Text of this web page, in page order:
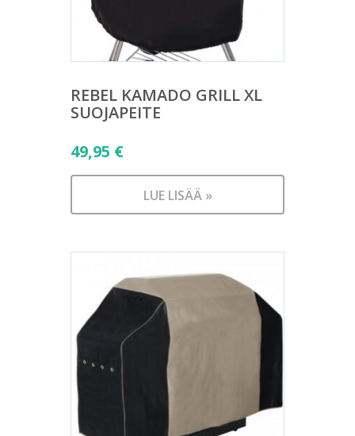
REBEL KAMADO GRILL XL
SUOJAPEITE
49,95 €
LUE LISÄÄ »